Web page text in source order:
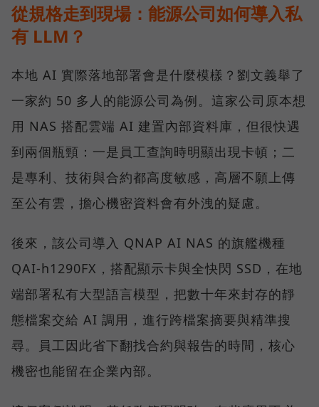
從規格走到現場：能源公司如何導入私
有 LLM？
本地 AI 實際落地部署會是什麼模樣？劉文義舉了
一家約 50 多人的能源公司為例。這家公司原本想
用 NAS 搭配雲端 AI 建置內部資料庫，但很快遇
到兩個瓶頸：一是員工查詢時明顯出現卡頓；二
是專利、技術與合約都高度敏感，高層不願上傳
至公有雲，擔心機密資料會有外洩的疑慮。
後來，該公司導入 QNAP AI NAS 的旗艦機種
QAI-h1290FX，搭配顯示卡與全快閃 SSD，在地
端部署私有大型語言模型，把數十年來封存的靜
態檔案交給 AI 調用，進行跨檔案摘要與精準搜
尋。員工因此省下翻找合約與報告的時間，核心
機密也能留在企業內部。